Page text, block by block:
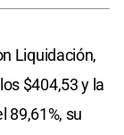
Liquidación,
$404,53 y la
89,61%, su